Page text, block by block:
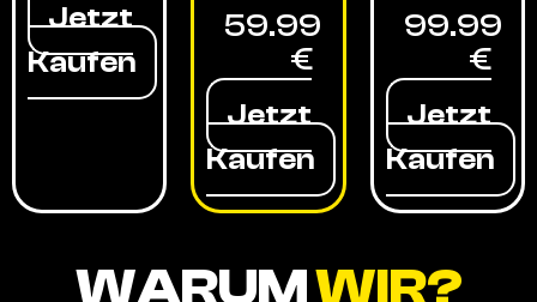
Jetzt
Kaufen
59.99
€
Jetzt
Kaufen
99.99
€
Jetzt
Kaufen
WARUMWIR?